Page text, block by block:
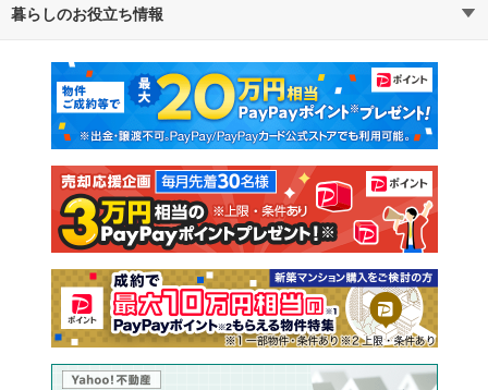
不動産・住宅
新築マンション 中古マンション
新築一戸建て 中古一戸建て
注文住宅 土地
売却査定
暮らしのお役立ち情報
マンションカタログ 教えて！住まいの先生